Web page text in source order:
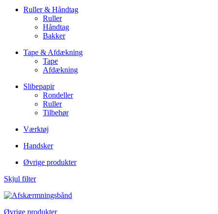
Ruller & Håndtag
Ruller
Håndtag
Bakker
Tape & Afdækning
Tape
Afdækning
Slibepapir
Rondeller
Ruller
Tilbehør
Værktøj
Handsker
Øvrige produkter
Skjul filter
Øvrige produkter